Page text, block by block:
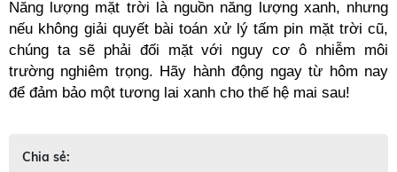
Năng lượng mặt trời là nguồn năng lượng xanh, nhưng
nếu không giải quyết bài toán xử lý tấm pin mặt trời cũ,
chúng ta sẽ phải đối mặt với nguy cơ ô nhiễm môi
trường nghiêm trọng. Hãy hành động ngay từ hôm nay
để đảm bảo một tương lai xanh cho thế hệ mai sau!
Chia sẻ: